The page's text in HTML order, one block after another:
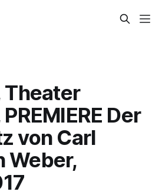
Theater
Der
von Carl
Weber,